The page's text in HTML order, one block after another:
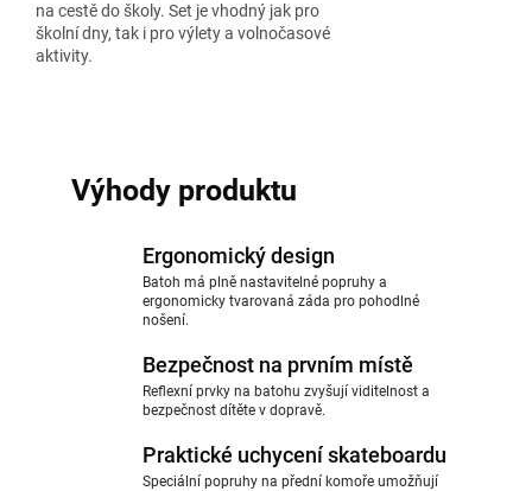
na cestě do školy. Set je vhodný jak pro
školní dny, tak i pro výlety a volnočasové
aktivity.
Výhody produktu
Ergonomický design
Batoh má plně nastavitelné popruhy a
ergonomicky tvarovaná záda pro pohodlné
nošení.
Bezpečnost na prvním místě
Reflexní prvky na batohu zvyšují viditelnost a
bezpečnost dítěte v dopravě.
Praktické uchycení skateboardu
Speciální popruhy na přední komoře umožňují